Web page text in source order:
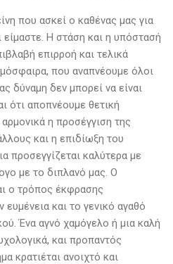
που ασκεί ο καθένας μας για
Η στάση και η υπόστασή
επιρροή και τελικά
που αναπνέουμε όλοι
δύναμη δεν μπορεί να είναι
ότι αποπνέουμε θετική
η προσέγγιση της
και η επιδίωξη του
προσεγγίζεται καλύτερα με
με το διπλανό μας. Ο
ο τρόπος έκφρασης
και το γενικό αγαθό
Ένα αγνό χαμόγελο ή μια καλή
και προπαντός
κρατιέται ανοιχτό και